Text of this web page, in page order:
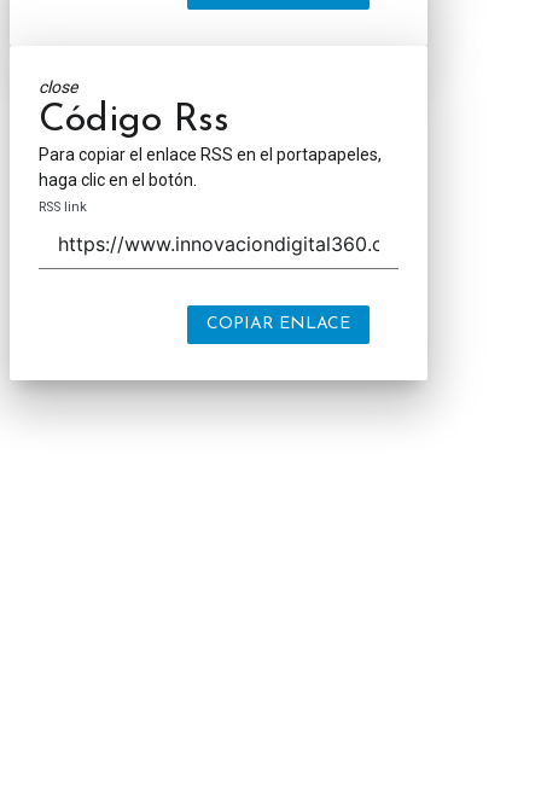
close
Código Rss
Para copiar el enlace RSS en el portapapeles,
haga clic en el botón.
RSS link
COPIAR ENLACE